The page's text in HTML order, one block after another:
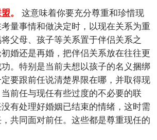
。 这意味着你要充分尊重和珍惜现
量事情和做决定时，以现在关系为重
父母、孩子等关系置于伴侣关系之
婚还是再婚，把伴侣关系放在往往更
。特别是当前夫想以孩子的名义捆绑
要跟前任说清楚界限在哪，并取得现
前任与现任有些过度的不必要的联
有处理好婚姻已结束的情绪，这时需
共同面对前任。这些都是尊重现任的